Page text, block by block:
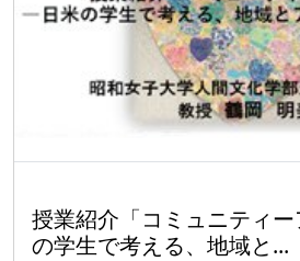
授業紹介「コミュニティ
の学生で考える、地域と...